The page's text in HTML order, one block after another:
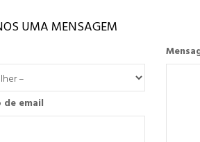
UMA MENSAGEM
de email